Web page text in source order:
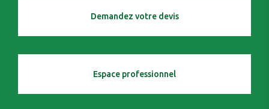
Demandez votre devis
Espace professionnel